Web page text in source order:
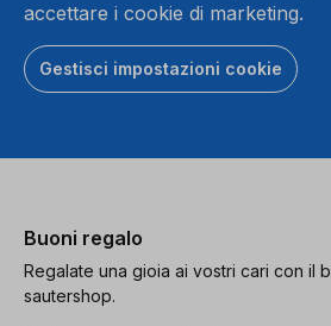
accettare i cookie di marketing.
Gestisci impostazioni cookie
Buoni regalo
Regalate una gioia ai vostri cari con il
sautershop.